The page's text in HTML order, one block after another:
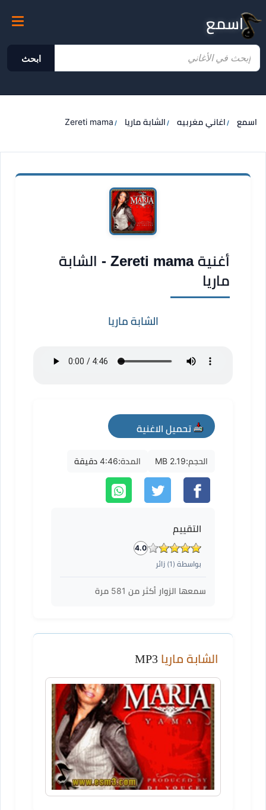
اسمع
ابحث
اسمع اغاني مغربيه الشابة ماريا Zereti mama
أغنية Zereti mama - الشابة
ماريا
الشابة ماريا
تحميل الاغنية
mp3
الحجم:2.19 MB المدة:4:46 دقيقة
التقييم
4.0
بواسطة ( 1) زائر
سمعها الزوار أكثر من 581 مرة
الشابة ماريا